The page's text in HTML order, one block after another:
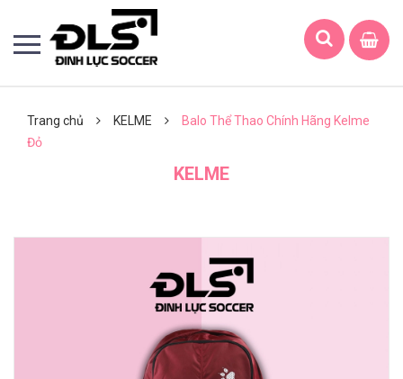
Trang chủ KELME
Balo Thể Thao Chính Hãng Kelme
Đỏ
KELME